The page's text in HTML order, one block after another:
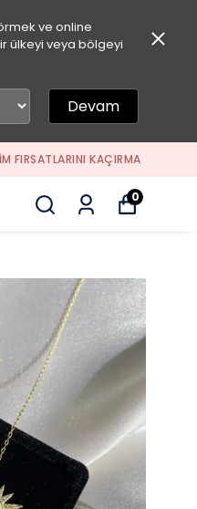
ve online
ülkeyi veya bölgeyi
Devam
KAÇIRMA
0